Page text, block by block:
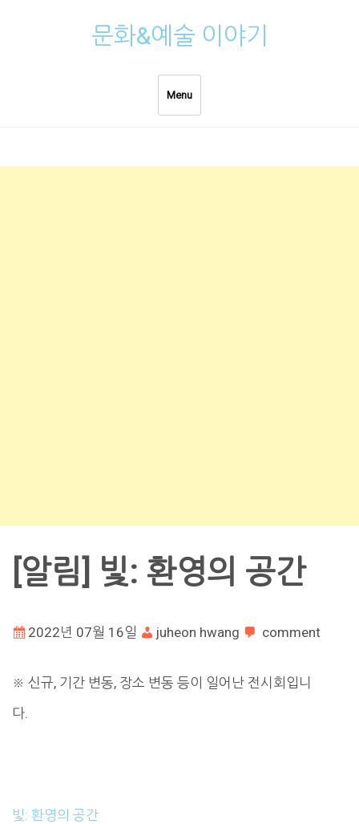
문화&예술 이야기
Menu
[알림] 빛: 환영의 공간
2022년 07월 16일 juheon hwang comment
※ 신규, 기간 변동, 장소 변동 등이 일어난 전시회입니
다.
빛: 환영의 공간